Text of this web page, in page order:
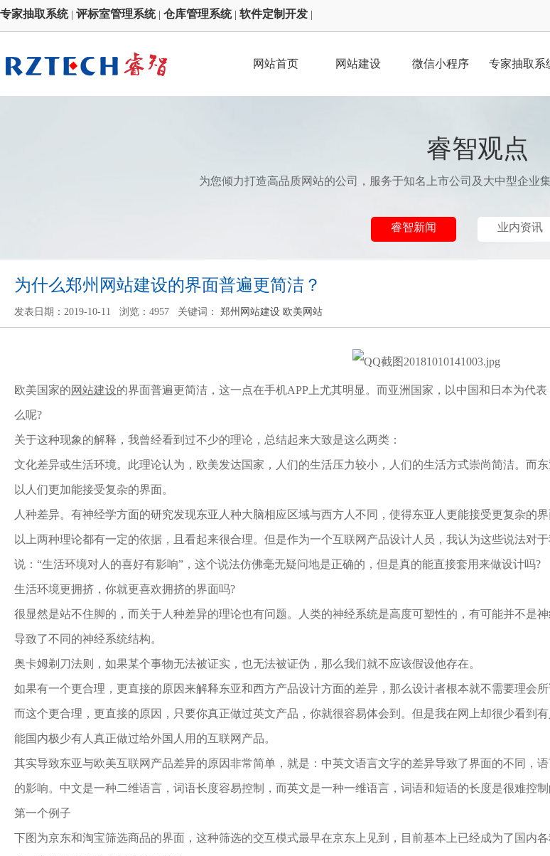
专家抽取系统| 评标室管理系统| 仓库管理系统| 软件定制开发
网站首页 网站建设 微信小程序 专家抽取系
睿智观点
为您倾力打造高品质网站的公司，服务于知名上市公司及大中型企业
睿智新闻 业内资讯
为什么郑州网站建设的界面普遍更简洁？
发表日期：2019-10-11 浏览：4957 关键词： 郑州网站建设 欧美网站
欧美国家的网站建设的界面普遍更简洁，这一点在手机APP上尤其明显。而亚洲国家，以中国和日本为代
么呢?
关于这种现象的解释，我曾经看到过不少的理论，总结起来大致是这么两类：
文化差异或生活环境。此理论认为，欧美发达国家，人们的生活压力较小，人们的生活方式崇尚简洁。而
以人们更加能接受复杂的界面。
人种差异。有神经学方面的研究发现东亚人种大脑相应区域与西方人不同，使得东亚人更能接受更复杂的界
以上两种理论都有一定的依据，且看起来很合理。但是作为一个互联网产品设计人员，我认为这些说法对
说：“生活环境对人的喜好有影响”，这个说法仿佛毫无疑问地是正确的，但是真的能直接套用来做设计吗?
生活环境更拥挤，你就更喜欢拥挤的界面吗?
很显然是站不住脚的，而关于人种差异的理论也有问题。人类的神经系统是高度可塑性的，有可能并不是
导致了不同的神经系统结构。
奥卡姆剃刀法则，如果某个事物无法被证实，也无法被证伪，那么我们就不应该假设他存在。
如果有一个更合理，更直接的原因来解释东亚和西方产品设计方面的差异，那么设计者根本就不需要理会所
而这个更合理，更直接的原因，只要你真正做过英文产品，你就很容易体会到。但是我在网上却很少看到
能国内极少有人真正做过给外国人用的互联网产品。
其实导致东亚与欧美互联网产品差异的原因非常简单，就是：中英文语言文字的差异导致了界面的不同，
的影响。中文是一种二维语言，词语长度容易控制，而英文是一种一维语言，词语和短语的长度是很难控制
第一个例子
下图为京东和淘宝筛选商品的界面，这种筛选的交互模式最早在京东上见到，目前基本上已经成为了国内